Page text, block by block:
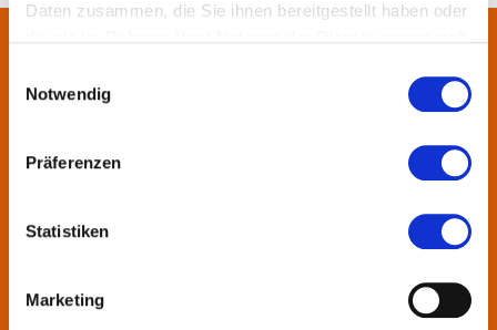
Daten zusammen, die Sie ihnen bereitgestellt haben oder
Notwendig
Präferenzen
Statistiken
Marketing
Über uns
Landkreise, Städte, Gemeinden und der Regionalverband zur
KulturRegion zusammen-geschlossen. Über die Ländergrenzen
hinweg vernetzt die gemeinnützige Gesellschaft seit 2005 die
vielfältige lokale und regionale Kultur und fördert die
Mitgliedern präsentiert sie Projekte und setzt Impulse zu
wechselnden Themen.